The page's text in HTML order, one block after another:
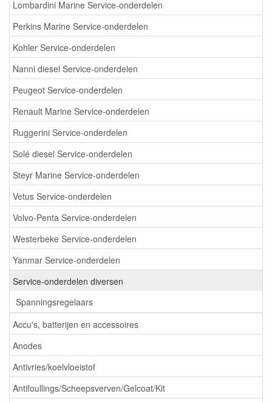
Lombardini Marine Service-onderdelen
Perkins Marine Service-onderdelen
Kohler Service-onderdelen
Nanni diesel Service-onderdelen
Peugeot Service-onderdelen
Renault Marine Service-onderdelen
Ruggerini Service-onderdelen
Solé diesel Service-onderdelen
Steyr Marine Service-onderdelen
Vetus Service-onderdelen
Volvo-Penta Service-onderdelen
Westerbeke Service-onderdelen
Yanmar Service-onderdelen
Service-onderdelen diversen
Spanningsregelaars
Accu's, batterijen en accessoires
Anodes
Antivries/koelvloeistof
Antifoullings/Scheepsverven/Gelcoat/Kit